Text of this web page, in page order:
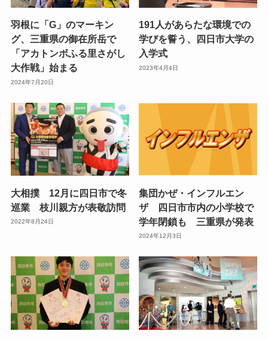
羽根に「G」のマーキン
グ、三重県の御在所岳で
「アカトンボふる里さがし
大作戦」始まる
2024年7月20日
191人があらたな環境での
学びを誓う、四日市大学の
入学式
2023年4月4日
大相撲 12月に四日市で冬
巡業 枝川親方が表敬訪問
2022年8月24日
集団かぜ・インフルエン
ザ 四日市市内の小学校で
学年閉鎖も 三重県が発表
2024年12月3日